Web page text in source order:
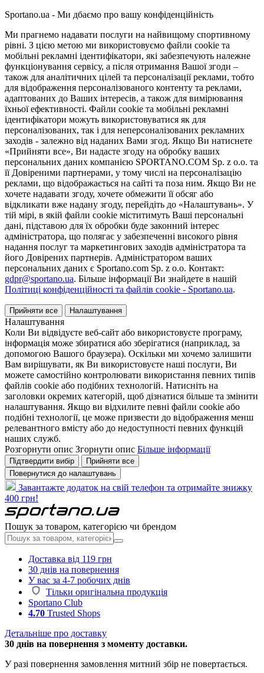
Sportano.ua - Ми дбаємо про вашу конфіденційність
Ми прагнемо надавати послуги на найвищому спортивному
рівні. З цією метою ми використовуємо файли cookie та
мобільні рекламні ідентифікатори, які забезпечують належне
функціонування сервісу, а після отримання Вашої згоди –
також для аналітичних цілей та персоналізації реклами, тобто
для відображення персоналізованого контенту та реклами,
адаптованих до Ваших інтересів, а також для вимірювання
їхньої ефективності. Файли cookie та мобільні рекламні
ідентифікатори можуть використовуватися як для
персоналізованих, так і для неперсоналізованих рекламних
заходів - залежно від наданих Вами згод. Якщо Ви натиснете
«Прийняти все», Ви надасте згоду на обробку ваших
персональних даних компанією SPORTANO.COM Sp. z o.o. та
її Довіреними партнерами, у тому числі на персоналізацію
реклами, що відображається на сайті та поза ним. Якщо Ви не
хочете надавати згоду, хочете обмежити її обсяг або
відкликати вже надану згоду, перейдіть до «Налаштувань». У
тій мірі, в якій файли cookie міститимуть Ваші персональні
дані, підставою для їх обробки буде законний інтерес
адміністратора, що полягає у забезпеченні високого рівня
надання послуг та маркетингових заходів адміністратора та
його Довірених партнерів. Адміністратором ваших
персональних даних є Sportano.com Sp. z o.o. Контакт:
gdpr@sportano.ua. Більше інформації Ви знайдете в нашій
Політиці конфіденційності та файлів cookie - Sportano.ua.
Прийняти все Налаштування
Налаштування
Коли Ви відвідуєте веб-сайт або використовуєте програму,
інформація може збиратися або зберігатися (наприклад, за
допомогою Вашого браузера). Оскільки ми хочемо залишити
Вам вирішувати, як Ви використовуєте наші послуги, Ви
можете самостійно контролювати використання певних типів
файлів cookie або подібних технологій. Натисніть на
заголовки окремих категорій, щоб дізнатися більше та змінити
налаштування. Якщо ви відхилите певні файли cookie або
подібні технології, це може призвести до відображення менш
релевантного вмісту або до недоступності певних функцій
наших служб.
Розгорнути опис Згорнути опис Більше інформації
Підтвердити вибір
Прийняти все
Повернутися до налаштувань
Завантажте додаток на свій телефон та отримайте знижку
400 грн!
Пошук за товаром, категорією чи брендом
Доставка від 119 грн
30 днів на повернення
У вас за 4-7 робочих днів
Тільки оригінальна продукція
Sportano Club
4.70 Trusted Shops
Детальніше про доставку
30 днів на повернення з моменту доставки.
У разі повернення замовлення митний збір не повертається.